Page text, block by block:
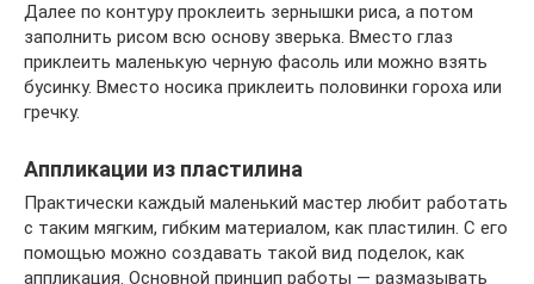
Далее по контуру проклеить зернышки риса, а потом
заполнить рисом всю основу зверька. Вместо глаз
приклеить маленькую черную фасоль или можно взять
бусинку. Вместо носика приклеить половинки гороха или
гречку.
Аппликации из пластилина
Практически каждый маленький мастер любит работать
с таким мягким, гибким материалом, как пластилин. С его
помощью можно создавать такой вид поделок, как
аппликация. Основной принцип работы — размазывать